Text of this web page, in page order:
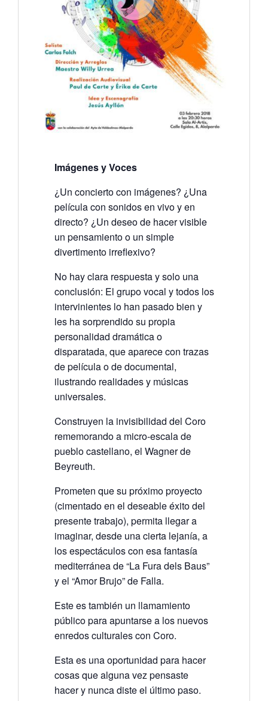
Imágenes y Voces
¿Un concierto con imágenes? ¿Una
película con sonidos en vivo y en
directo? ¿Un deseo de hacer visible
un pensamiento o un simple
divertimento irreflexivo?
No hay clara respuesta y solo una
conclusión: El grupo vocal y todos los
intervinientes lo han pasado bien y
les ha sorprendido su propia
personalidad dramática o
disparatada, que aparece con trazas
de película o de documental,
ilustrando realidades y músicas
universales.
Construyen la invisibilidad del Coro
rememorando a micro-escala de
pueblo castellano, el Wagner de
Beyreuth.
Prometen que su próximo proyecto
(cimentado en el deseable éxito del
presente trabajo), permita llegar a
imaginar, desde una cierta lejanía, a
los espectáculos con esa fantasía
mediterránea de “La Fura dels Baus”
y el “Amor Brujo” de Falla.
Este es también un llamamiento
público para apuntarse a los nuevos
enredos culturales con Coro.
Esta es una oportunidad para hacer
cosas que alguna vez pensaste
hacer y nunca diste el último paso.